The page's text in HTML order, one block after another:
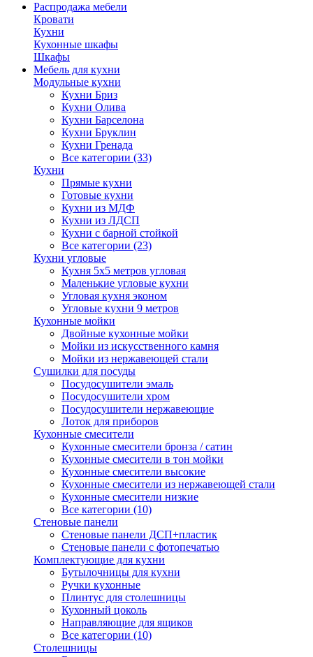
Распродажа мебели
Кровати
Кухни
Кухонные шкафы
Шкафы
Мебель для кухни
Модульные кухни
Кухни Бриз
Кухни Олива
Кухни Барселона
Кухни Бруклин
Кухни Гренада
Все категории (33)
Кухни
Прямые кухни
Готовые кухни
Кухни из МДФ
Кухни из ЛДСП
Кухни с барной стойкой
Все категории (23)
Кухни угловые
Кухня 5х5 метров угловая
Маленькие угловые кухни
Угловая кухня эконом
Угловые кухни 9 метров
Кухонные мойки
Двойные кухонные мойки
Мойки из искусственного камня
Мойки из нержавеющей стали
Сушилки для посуды
Посудосушители эмаль
Посудосушители хром
Посудосушители нержавеющие
Лоток для приборов
Кухонные смесители
Кухонные смесители бронза / сатин
Кухонные смесители в тон мойки
Кухонные смесители высокие
Кухонные смесители из нержавеющей стали
Кухонные смесители низкие
Все категории (10)
Стеновые панели
Стеновые панели ДСП+пластик
Стеновые панели с фотопечатью
Комплектующие для кухни
Бутылочницы для кухни
Ручки кухонные
Плинтус для столешницы
Кухонный цоколь
Направляющие для ящиков
Все категории (10)
Столешницы